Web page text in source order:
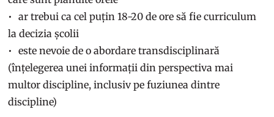
ar trebui ca cel puțin 18-20 de ore să fie curriculum
la decizia școlii
este nevoie de o abordare transdisciplinară
(înțelegerea unei informații din perspectiva mai
multor discipline, inclusiv pe fuziunea dintre
discipline)